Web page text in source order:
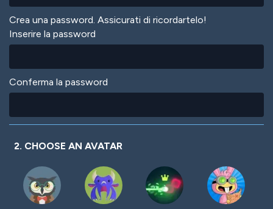
Crea una password. Assicurati di ricordartelo!
Inserire la password
Conferma la password
2. CHOOSE AN AVATAR